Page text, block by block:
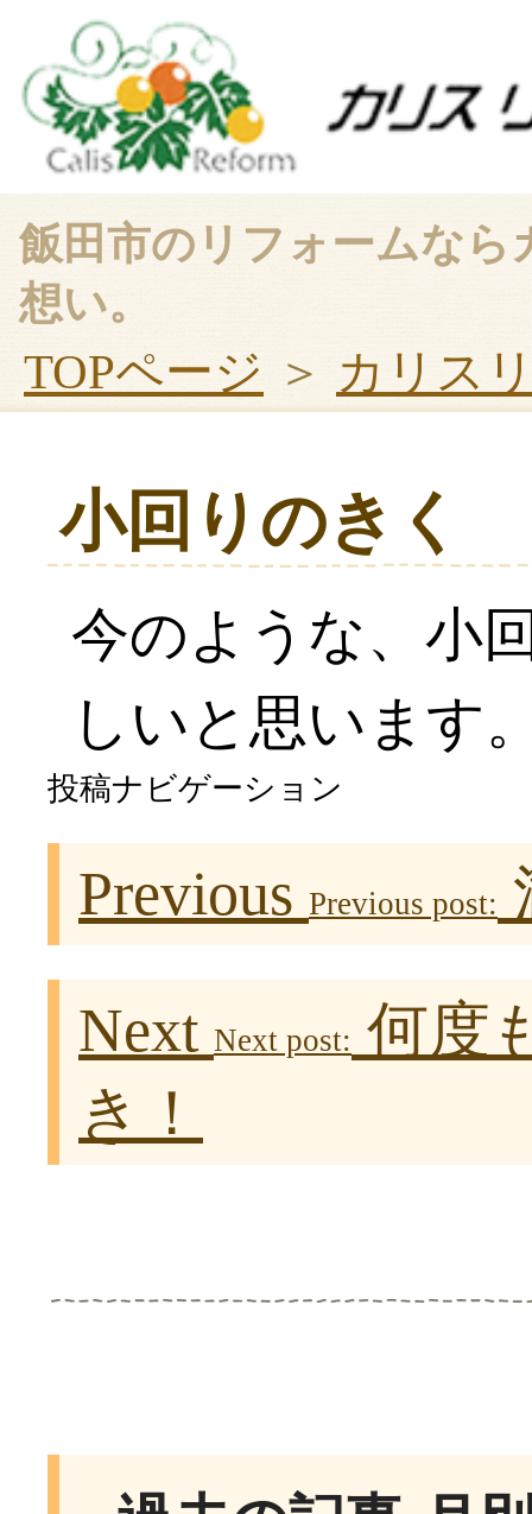
飯田市のリフォームな
想い。
TOPページ ＞ カリス
小回りのきく
今のような、小
しいと思います
投稿ナビゲーション
Previous Previous post:
Next Next post: 何度
き！